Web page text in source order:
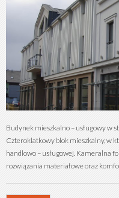
Budynek mieszkalno – usługowy w
Czteroklatkowy blok mieszkalny, w
handlowo – usługowej. Kameralna
rozwiązania materiałowe oraz